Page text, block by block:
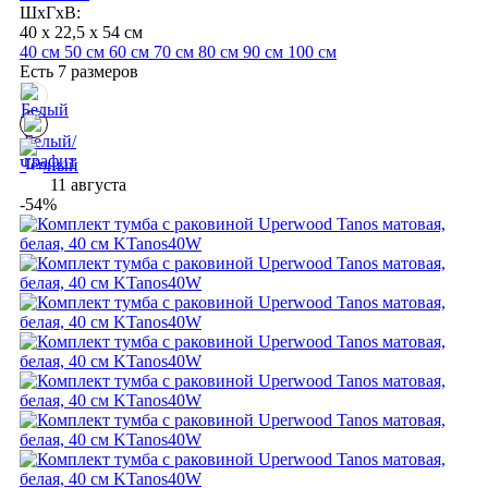
ШхГхВ:
40 x 22,5 x 54 см
40 см 50 см 60 см 70 см 80 см 90 см 100 см
Есть 7 размеров
11 августа
-54%